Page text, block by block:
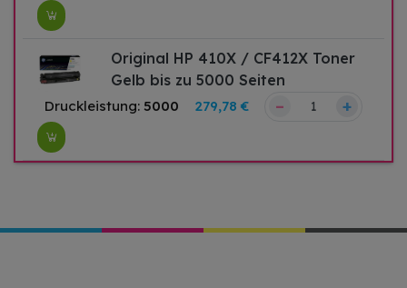
Original HP 410X / CF412X Toner
Gelb bis zu 5000 Seiten
Druckleistung: 5000 279,78 € – +